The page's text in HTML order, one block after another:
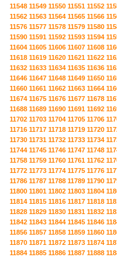
11548 11549 11550 11551 11552
11562 11563 11564 11565 11566
11576 11577 11578 11579 11580
11590 11591 11592 11593 11594
11604 11605 11606 11607 11608
11618 11619 11620 11621 11622
11632 11633 11634 11635 11636
11646 11647 11648 11649 11650
11660 11661 11662 11663 11664
11674 11675 11676 11677 11678
11688 11689 11690 11691 11692
11702 11703 11704 11705 11706
11716 11717 11718 11719 11720
11730 11731 11732 11733 11734
11744 11745 11746 11747 11748
11758 11759 11760 11761 11762
11772 11773 11774 11775 11776
11786 11787 11788 11789 11790
11800 11801 11802 11803 11804
11814 11815 11816 11817 11818
11828 11829 11830 11831 11832
11842 11843 11844 11845 11846
11856 11857 11858 11859 11860
11870 11871 11872 11873 11874
11884 11885 11886 11887 11888